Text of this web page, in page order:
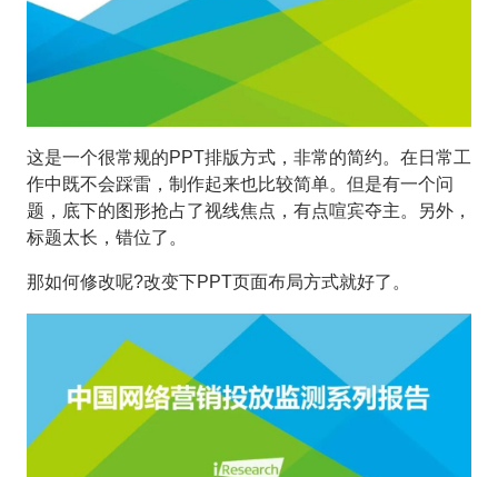
这是一个很常规的PPT排版方式，非常的简约。在日常工
作中既不会踩雷，制作起来也比较简单。但是有一个问
题，底下的图形抢占了视线焦点，有点喧宾夺主。另外，
标题太长，错位了。
那如何修改呢?改变下PPT页面布局方式就好了。